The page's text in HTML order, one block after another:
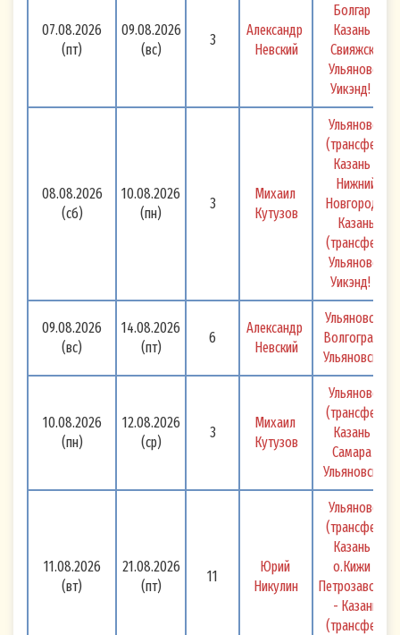
07.08.2026
(пт)
09.08.2026
(вс)
3
Александр
Невский
Болгар -
Казань -
Свияжск -
Ульяновск
Уикэнд!
08.08.2026
(сб)
10.08.2026
(пн)
3
Михаил
Кутузов
Ульяновск
(трансфер)
Казань -
Нижний
Новгород -
Казань
(трансфер)
Ульяновск
Уикэнд!
09.08.2026
(вс)
14.08.2026
(пт)
6
Александр
Невский
Ульяновск -
Волгоград -
Ульяновск
10.08.2026
(пн)
12.08.2026
(ср)
3
Михаил
Кутузов
Ульяновск
(трансфер)
Казань -
Самара -
Ульяновск
11.08.2026
(вт)
21.08.2026
(пт)
11
Юрий
Никулин
Ульяновск
(трансфер)
Казань -
о.Кижи -
Петрозаводск
- Казань
(трансфер)